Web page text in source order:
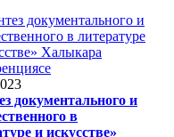
документального и
в
и искусстве»